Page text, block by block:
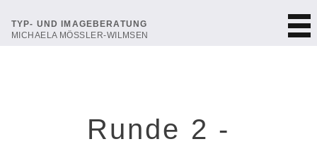
TYP- UND IMAGEBERATUNG
MICHAELA MÖSSLER-WILMSEN
Runde 2 -